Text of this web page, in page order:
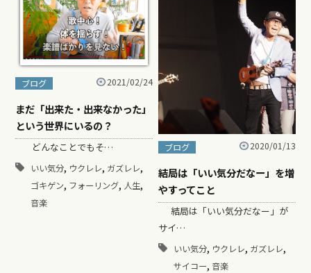
ブログ 2021/02/24
まだ「出来た・出来なかった」
という世界にいるの？
どんなことでもそ…
いい気分, ウクレレ, ガズレレ,
ゴキゲン, フォーリング, 人生,
音楽
ブログ 2020/01/13
結局は「いい気分だなー」を増
やすってこと
結局は「いい気分だなー」が
サイ…
いい気分, ウクレレ, ガズレレ,
サイコー, 音楽